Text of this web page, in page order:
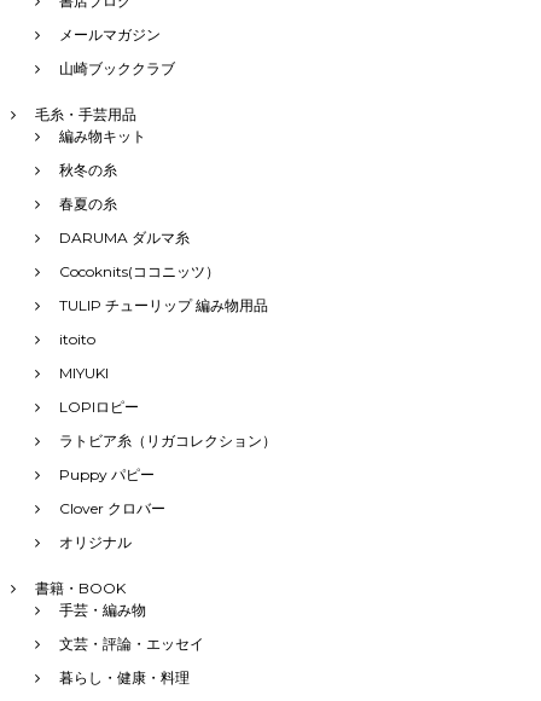
メールマガジン
山崎ブッククラブ
毛糸・手芸用品
編み物キット
秋冬の糸
春夏の糸
DARUMA ダルマ糸
Cocoknits(ココニッツ）
TULIP チューリップ 編み物用品
itoito
MIYUKI
LOPIロピー
ラトビア糸（リガコレクション）
Puppy パピー
Clover クロバー
オリジナル
書籍・BOOK
手芸・編み物
文芸・評論・エッセイ
暮らし・健康・料理